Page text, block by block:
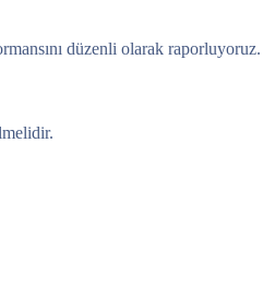
düzenli olarak raporluyoruz.